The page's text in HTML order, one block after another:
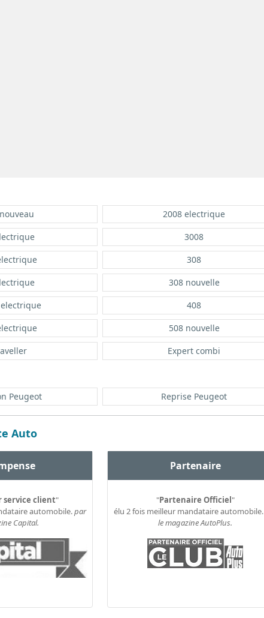
2008 electrique
3008
308
308 nouvelle
408
508 nouvelle
Expert combi
Peugeot Reprise Peugeot
Auto
service client"
automobile.par
Capital.
Partenaire
"Partenaire Officiel"
élu 2 fois meilleur mandataire automobile.
le magazine AutoPlus.